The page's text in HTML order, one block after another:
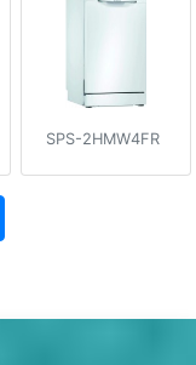
SPS-2HMW4FR